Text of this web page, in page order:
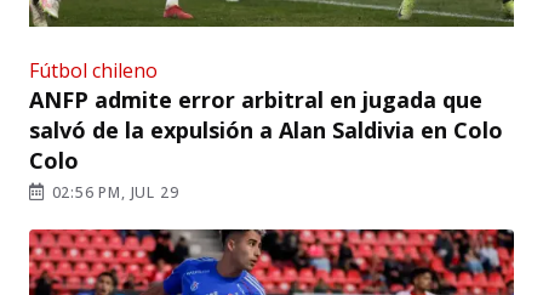
Fútbol chileno
ANFP admite error arbitral en jugada que
salvó de la expulsión a Alan Saldivia en Colo
Colo
02:56 PM, JUL 29